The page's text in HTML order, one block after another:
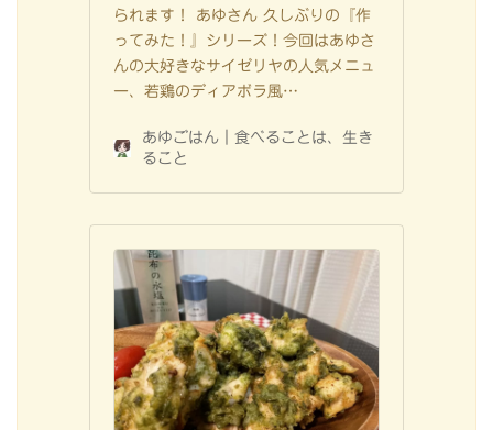
られます！ あゆさん 久しぶりの『作
ってみた！』シリーズ！今回はあゆさ
んの大好きなサイゼリヤの人気メニュ
ー、若鶏のディアボラ風…
あゆごはん｜食べることは、生き
ること